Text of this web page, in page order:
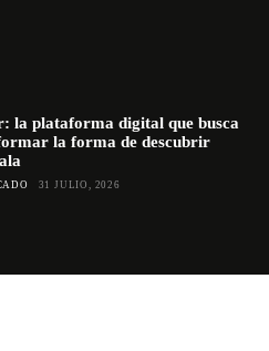
la plataforma digital que busca
la forma de descubrir
31 JULIO, 2026